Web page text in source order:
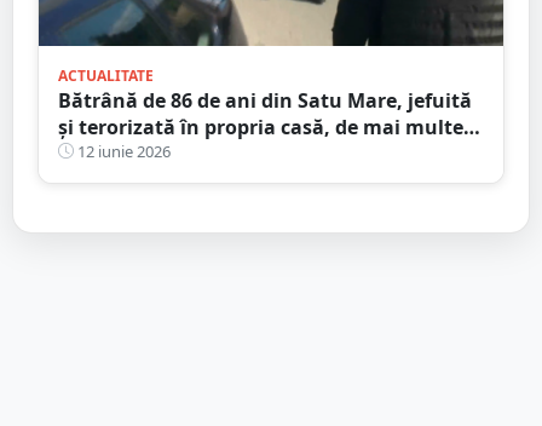
ACTUALITATE
Bătrână de 86 de ani din Satu Mare, jefuită
și terorizată în propria casă, de mai multe
ori. A murit înainte să i se facă dreptate
12 iunie 2026